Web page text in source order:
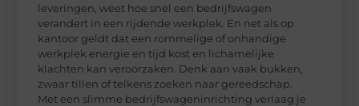
leveringen, weet hoe snel een bedrijfswagen
verandert in een rijdende werkplek. En net als op
kantoor geldt dat een rommelige of onhandige
werkplek energie en tijd kost en lichamelijke
klachten kan veroorzaken. Denk aan vaak bukken,
zwaar tillen of telkens zoeken naar gereedschap.
Met een slimme bedrijfswageninrichting verlaag je